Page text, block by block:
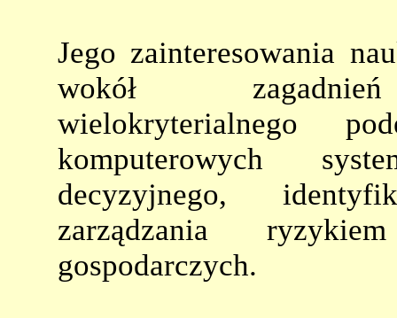
Jego zainteresowania
wokół
wielokryterialnego
komputerowych
decyzyjnego,
zarządzania
gospodarczych.